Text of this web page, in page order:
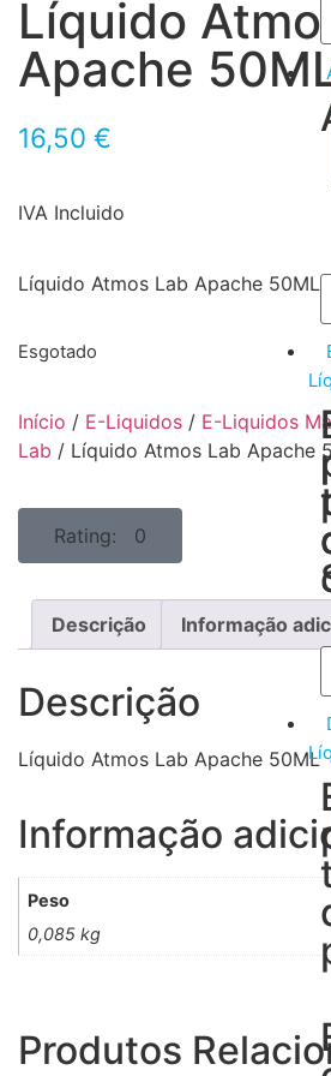
Líquido
Apache
16,50 €
IVA Incluido
Líquido Atmos Lab Apache 50ML
Esgotado
Início / E-Liquidos / E-Liquidos
Lab / Líquido Atmos Lab Apache
Rating: 0
Descrição Informação
Descrição
Líquido Atmos Lab Apache 50ML
Informação
Peso
0,085 kg
Produtos